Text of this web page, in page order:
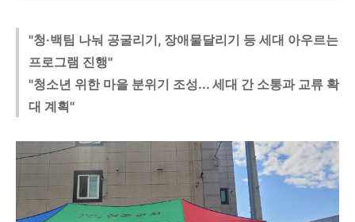
"청·백팀 나눠 공굴리기, 장애물달리기 등 세대 아우르는
프로그램 진행"
"청소년 위한 마을 분위기 조성... 세대 간 소통과 교류 확
대 계획"